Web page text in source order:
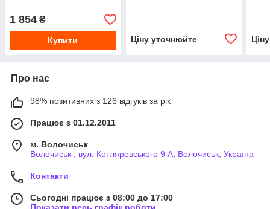
1 854 ₴
Купити Ціну уточнюйте
Про нас
98% позитивних з 126 відгуків за рік
Працює з 01.12.2011
м. Волочиськ
Волочиськ , вул. Котляревського 9 А, Волочиськ, Україна
Контакти
Сьогодні працює з 08:00 до 17:00